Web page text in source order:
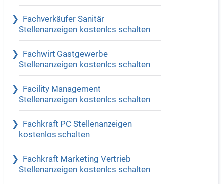
Fachverkäufer Sanitär
Stellenanzeigen kostenlos schalten
Fachwirt Gastgewerbe
Stellenanzeigen kostenlos schalten
Facility Management
Stellenanzeigen kostenlos schalten
Fachkraft PC Stellenanzeigen
kostenlos schalten
Fachkraft Marketing Vertrieb
Stellenanzeigen kostenlos schalten